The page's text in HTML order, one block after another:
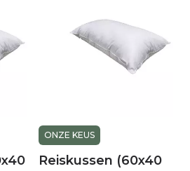
ONZE KEUS
Reiskussen (60x40